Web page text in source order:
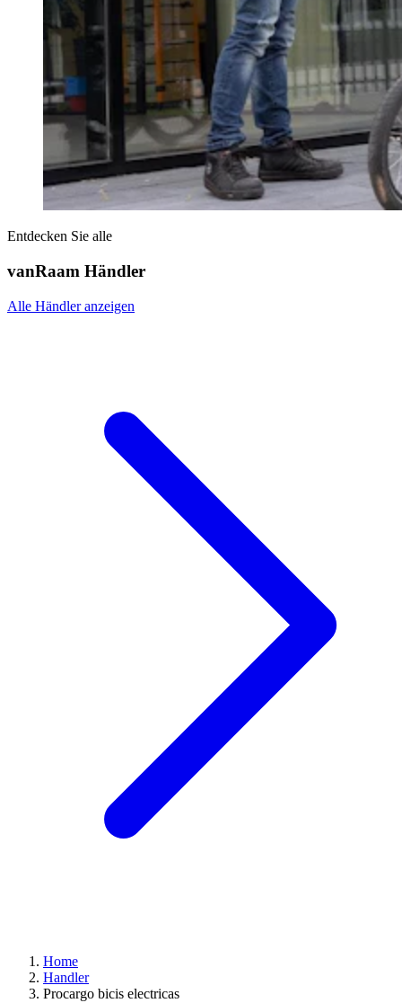
Entdecken Sie alle
vanRaam Händler
Alle Händler anzeigen
Home
Handler
Procargo bicis electricas